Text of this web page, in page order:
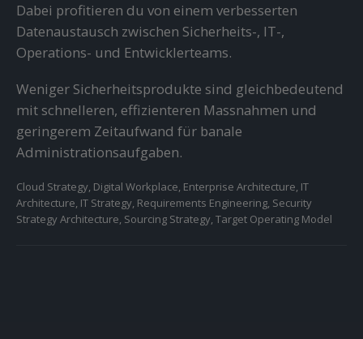
Dabei profitieren du von einem verbesserten
Datenaustausch zwischen Sicherheits-, IT-,
Operations- und Entwicklerteams.
Weniger Sicherheitsprodukte sind gleichbedeutend
mit schnelleren, effizienteren Massnahmen und
geringerem Zeitaufwand für banale
Administrationsaufgaben.
Cloud Strategy, Digital Workplace, Enterprise Architecture, IT
Architecture, IT Strategy, Requirements Engineering, Security
Strategy Architecture, Sourcing Strategy, Target Operating Model